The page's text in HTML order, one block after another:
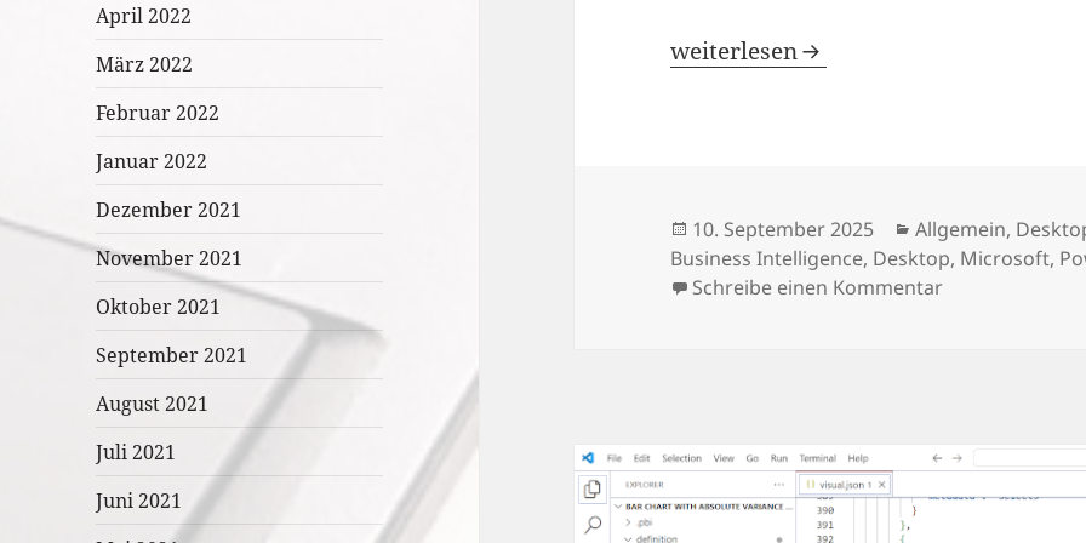
April 2022
März 2022
Februar 2022
Januar 2022
Dezember 2021
November 2021
Oktober 2021
September 2021
August 2021
Juli 2021
Juni 2021
Power BI: Referencing Theme Colors
weiterlesen
Veröffentlicht
am
10. September 2025 Kategorien
Allgemein,
Business Intelligence, Desktop, Microsoft,
Schreibe einen Kommentarzu Power BI: